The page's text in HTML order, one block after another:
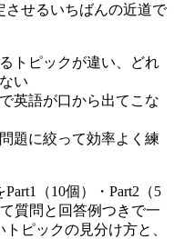
させるいちばんの近道で
トピックが違い、どれ
い
英語が口から出てこな
題に絞って効率よく練
（10個）・Part2（5
質問と回答例つきで一
ピックの見分け方と、